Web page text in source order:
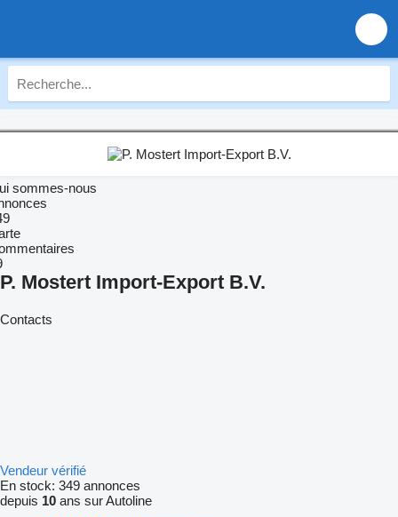
sommes-nous
P. Mostert Import-Export B.V.
Contacts
Vendeur vérifié
En stock: 349 annonces
depuis 10 ans sur Autoline